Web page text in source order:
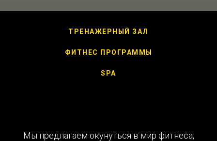
ТРЕНАЖЕРНЫЙ ЗАЛ
ФИТНЕС ПРОГРАММЫ
SPA
Мы предлагаем окунуться в мир фитнеса,